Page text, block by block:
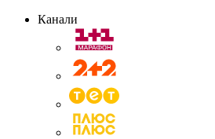
Канали